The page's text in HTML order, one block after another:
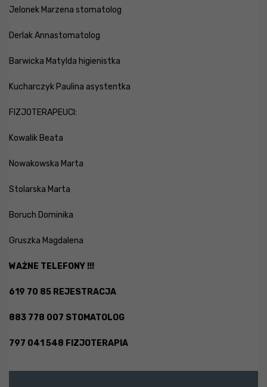
Jelonek Marzena stomatolog
Derlak Annastomatolog
Barwicka Matylda higienistka
Kucharczyk Paulina asystentka
FIZJOTERAPEUCI:
Kowalik Beata
Nowakowska Marta
Stolarska Marta
Boruch Dominika
Gruszka Magdalena
WAŻNE TELEFONY !!!
619 70 85 REJESTRACJA
883 778 007 STOMATOLOG
797 041 548 FIZJOTERAPIA